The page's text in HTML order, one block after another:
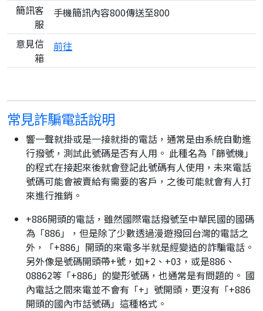
簡訊客
服
手機簡訊內容800傳送至800
意見信
箱
前往
常見詐騙電話說明
響一聲就掛或是一接就掛的電話，通常是由系統自動進
行撥號，測試此號碼是否有人用。 此種名為「篩號機」
的程式在接起來後就會登記此號碼有人使用，未來電話
號碼可能會被賣給有需要的客戶，之後可能就會有人打
來進行推銷。
+886開頭的電話，雖然國際電話撥號至中華民國的國碼
為「886」，但是除了少數透過漫遊撥回台灣的電話之
外，「+886」開頭的來電多半就是經變造的詐騙電話。
另外像是號碼開頭帶+號，如+2、+03，或是886、
08862等「+886」的變形號碼，也通常是有問題的。 國
內電話之間來電並不會有「+」號開頭，更沒有「+886
開頭的國內市話號碼」這種格式。